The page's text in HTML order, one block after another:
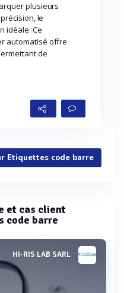
plusieurs
le
idéale. Ce
automatisé offre
de
Etiquettes code barre
et cas client
code barre
HI-RIS LAB SARL